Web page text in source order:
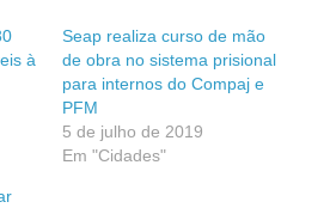
à
Seap realiza curso de mão
de obra no sistema prisional
para internos do Compaj e
PFM
5 de julho de 2019
Em "Cidades"